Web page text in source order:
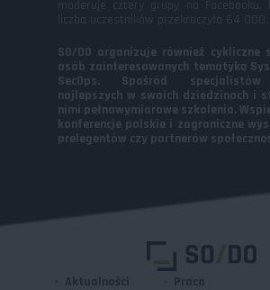
moderuje cztery grupy na Facebooku,
liczba uczestników przekroczyła 64 000.
SO/DO organizuje również cykliczne
osób zainteresowanych tematyką
SecOps. Spośród specjalistów
najlepszych w swoich dziedzinach i
nimi pełnowymiarowe szkolenia.
konferencje polskie i zagraniczne
prelegentów czy partnerów
Aktualności Praca